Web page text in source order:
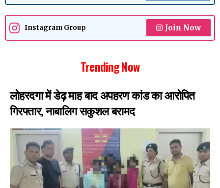
Instagram Group Join Now
Trending Now
लोहरदगा में डेढ़ माह बाद अपहरण कांड का आरोपित
गिरफ्तार, नाबालिग सकुशल बरामद